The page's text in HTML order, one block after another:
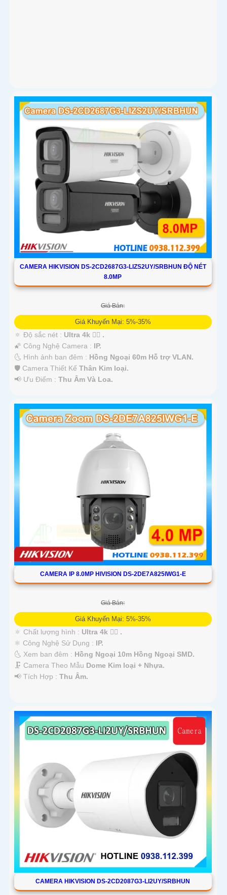
CAMERA HIKVISION DS-2CD2687G3-LIZS2UY/SRBHUN ĐỘ NÉT
8.0MP
Giá Bán:
Giá Khuyến Mại: 5%-35%
🔅 Độ sắc nét : Ultra 4k 👍🏾 .
🌠 Công Nghệ Camera : IP.
🌜 Hình ảnh ban đêm : Hồng Ngoại 60m Hỗ trợ VLAN.
🛡 Camera Thiết Kế Thân Kim loại.
️📢 Ưu Điểm : Thu Âm Và Loa.
CAMERA IP 8.0MP HIVISION DS-2DE7A825IWG1-E
Giá Bán:
Giá Khuyến Mại: 5%-35%
🔅 Chất lượng hình : Ultra 4k 👍🏾 .
⚛️ Công Nghệ Sử Dụng : IP.
🌜 Xem ban đêm : Hồng Ngoại 10m Hồng Ngoại SMD.
🗜️ Camera Theo Mẫu Dome Kim loại + Nhựa.
️📢 Tích Hợp : Thu Âm.
CAMERA HIKVISION DS-2CD2087G3-LI2UY/SRBHUN